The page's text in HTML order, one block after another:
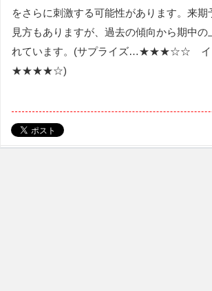
をさらに刺激する可能性があります。来期
見方もありますが、過去の傾向から期中の
れています。(サプライズ…★★★☆☆ イ
★★★★☆)